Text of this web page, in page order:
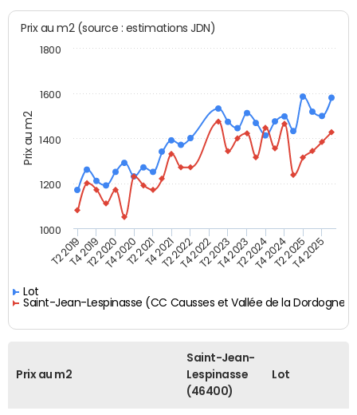
Prix au m2
Prix au m2 (source : estimations JDN)
Lot
Saint-Jean-Lespinasse (CC Causses et Vallée de la Dordogne)
T2 2019T4 2019T2 2020T4 2020T2 2021T4 2021T2 2022T4 2022T2 2023T4 2023T2 2024T4 2024T2 2025T4 2025
1000
1200
1400
1600
1800
Prix au m2
Saint-Jean-
Lespinasse
(46400)
Lot